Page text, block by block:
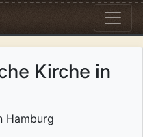
Kirche in
Hamburg